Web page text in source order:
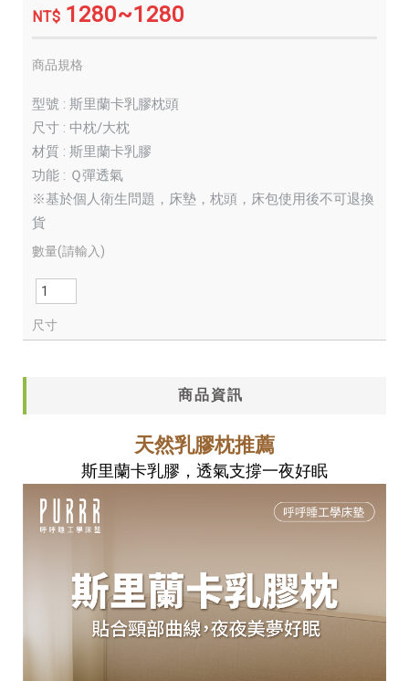
NT$ 1280~1280
商品規格
型號 : 斯里蘭卡乳膠枕頭
尺寸 : 中枕/大枕
材質 : 斯里蘭卡乳膠
功能 : Ｑ彈透氣
※基於個人衛生問題，床墊，枕頭，床包使用後不可退換
貨
數量(請輸入)
尺寸
分享到
商品資訊
天然乳膠枕推薦
斯里蘭卡乳膠，透氣支撐一夜好眠